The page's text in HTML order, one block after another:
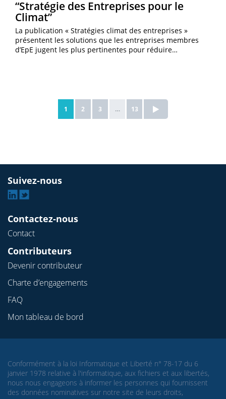
“Stratégie des Entreprises pour le
Climat”
La publication « Stratégies climat des entreprises »
présentent les solutions que les entreprises membres
d’EpE jugent les plus pertinentes pour réduire…
1 2 3 … 13
Suivez-nous
Linkedin
Contactez-nous
Contact
Contributeurs
Devenir contributeur
Charte d’engagements
FAQ
Mon tableau de bord
Conformément à la loi Informatique et Liberté n° 78-17 du 6
janvier 1978 relative à l'informatique, aux fichiers et aux libertés,
nous nous engageons à informer les personnes qui fournissent
des données nominatives sur notre site de leurs droits,